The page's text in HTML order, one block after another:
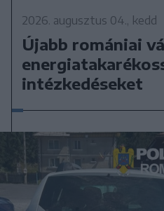
2026. augusztus 04., kedd
Újabb romániai
intézkedéseket